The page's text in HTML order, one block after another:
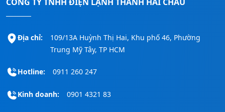
Địa chỉ:
109/13A Huỳnh Thị Hai, Khu phố 46, Phường
Trung Mỹ Tây, TP HCM
Hotline: 0911 260 247
Kinh doanh: 0901 4321 83